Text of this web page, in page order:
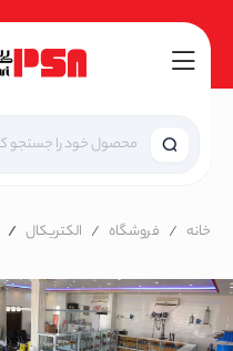
خانه فروشگاه الکتریکال